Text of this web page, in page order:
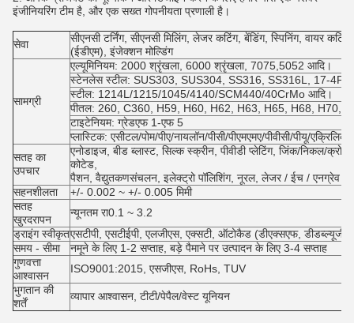
इंजीनियरिंग टीम है, और एक सख्त गोपनीयता प्रणाली है।
सेवा
सीएनसी टर्निंग, सीएनसी मिलिंग, लेजर कटिंग, बेंडिंग, स्पिनिंग, वायर
(ईडीएम), इंजेक्शन मोल्डिंग
सामग्री
एल्यूमिनियम: 2000 श्रृंखला, 6000 श्रृंखला, 7075,5052 आदि।
स्टेनलेस स्टील: SUS303, SUS304, SS316, SS316L, 17-
स्टील: 1214L/1215/1045/4140/SCM440/40CrMo आदि।
पीतल: 260, C360, H59, H60, H62, H63, H65, H68, H70,
टाइटेनियम: ग्रेडएफ 1-एफ 5
प्लास्टिक: एसीटल/पोम/पीए/नायलॉन/पीसी/पीएमएमए/पीवीसी/पीयू/
सतह का
उपचार
एनोडाइज, बीड ब्लास्ट, सिल्क स्क्रीन, पीवीडी प्लेटिंग, जिंक/निकल/
कोटेड,
पैशन, वैद्युतकणसंचलन, इलेक्ट्रो पॉलिशिंग, नूरल, लेजर / ईच / एनग्रेव
सहनशीलता
+/- 0.002 ~ +/- 0.005 मिमी
सतह
खुरदरापन
न्यूनतम रा0.1 ~ 3.2
ड्राइंग स्वीकृतएसटीपी, एसटीईपी, एलजीएस, एक्सटी, ऑटोकैड (डीएक्सएफ,
समय - सीमा
नमूने के लिए 1-2 सप्ताह, बड़े पैमाने पर उत्पादन के लिए 3-4 सप्ताह
गुणवत्ता
आश्वासन
ISO9001:2015, एसजीएस, RoHs, TUV
भुगतान की
शर्तें
व्यापार आश्वासन, टीटी/पेपैल/वेस्ट यूनियन